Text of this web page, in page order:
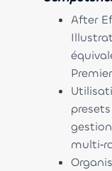
After